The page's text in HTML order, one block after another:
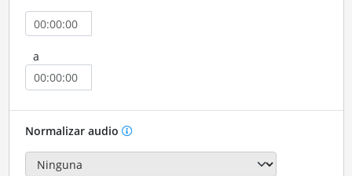
a
Normalizar audio